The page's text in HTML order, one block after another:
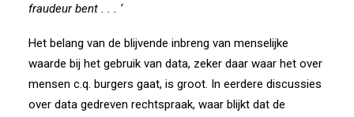
fraudeur bent . . . ‘
Het belang van de blijvende inbreng van menselijke
waarde bij het gebruik van data, zeker daar waar het over
mensen c.q. burgers gaat, is groot. In eerdere discussies
over data gedreven rechtspraak, waar blijkt dat de